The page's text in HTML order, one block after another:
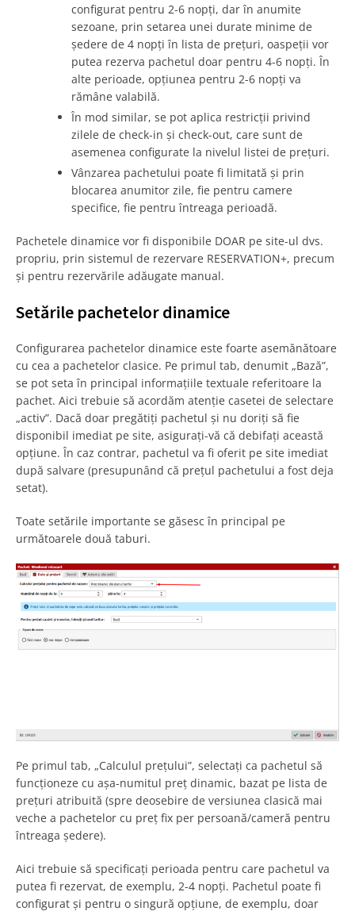
configurat pentru 2-6 nopți, dar în anumite
sezoane, prin setarea unei durate minime de
ședere de 4 nopți în lista de prețuri, oaspeții vor
putea rezerva pachetul doar pentru 4-6 nopți. În
alte perioade, opțiunea pentru 2-6 nopți va
rămâne valabilă.
În mod similar, se pot aplica restricții privind
zilele de check-in și check-out, care sunt de
asemenea configurate la nivelul listei de prețuri.
Vânzarea pachetului poate fi limitată și prin
blocarea anumitor zile, fie pentru camere
specifice, fie pentru întreaga perioadă.
Pachetele dinamice vor fi disponibile DOAR pe site-ul dvs.
propriu, prin sistemul de rezervare RESERVATION+, precum
și pentru rezervările adăugate manual.
Setările pachetelor dinamice
Configurarea pachetelor dinamice este foarte asemănătoare
cu cea a pachetelor clasice. Pe primul tab, denumit „Bază”,
se pot seta în principal informațiile textuale referitoare la
pachet. Aici trebuie să acordăm atenție casetei de selectare
„activ”. Dacă doar pregătiți pachetul și nu doriți să fie
disponibil imediat pe site, asigurați-vă că debifați această
opțiune. În caz contrar, pachetul va fi oferit pe site imediat
după salvare (presupunând că prețul pachetului a fost deja
setat).
Toate setările importante se găsesc în principal pe
următoarele două taburi.
Pe primul tab, „Calculul prețului”, selectați ca pachetul să
funcționeze cu așa-numitul preț dinamic, bazat pe lista de
prețuri atribuită (spre deosebire de versiunea clasică mai
veche a pachetelor cu preț fix per persoană/cameră pentru
întreaga ședere).
Aici trebuie să specificați perioada pentru care pachetul va
putea fi rezervat, de exemplu, 2-4 nopți. Pachetul poate fi
configurat și pentru o singură opțiune, de exemplu, doar